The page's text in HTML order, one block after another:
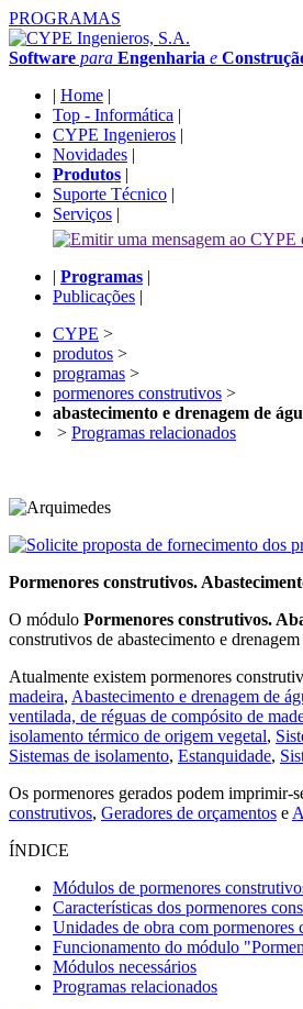
PROGRAMAS
Software para Engenharia e
| Home |
Top - Informática |
CYPE Ingenieros |
Novidades |
Produtos |
Suporte Técnico |
Serviços |
| Programas |
Publicações |
CYPE >
produtos >
programas >
pormenores construtivos >
abastecimento e drenagem de
> Programas relacionados
Pormenores construtivos.
O módulo Pormenores construtivos.
construtivos de abastecimento e
Atualmente existem pormenores
madeira, Abastecimento e drenagem de
ventilada, de réguas de compósito de
isolamento térmico de origem vegetal,
Sistemas de isolamento, Estanquidade,
Os pormenores gerados podem
construtivos, Geradores de orçamentos e
ÍNDICE
Módulos de pormenores
Características dos pormenores
Unidades de obra com pormenores
Funcionamento do módulo
Módulos necessários
Programas relacionados